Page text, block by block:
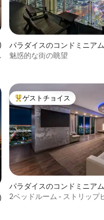
件、5つ星中4.87つ星の平均
パラダイスのコンドミニアム
魅惑的な街の眺望
件、5つ星中4.81つ星の平均
大好評のゲストチョイスで
ゲストチョイス
パラダイスのコンドミニアム
2ベッドルーム - ストリップ